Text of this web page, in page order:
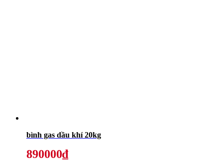
bình gas dầu khí 20kg
890000₫